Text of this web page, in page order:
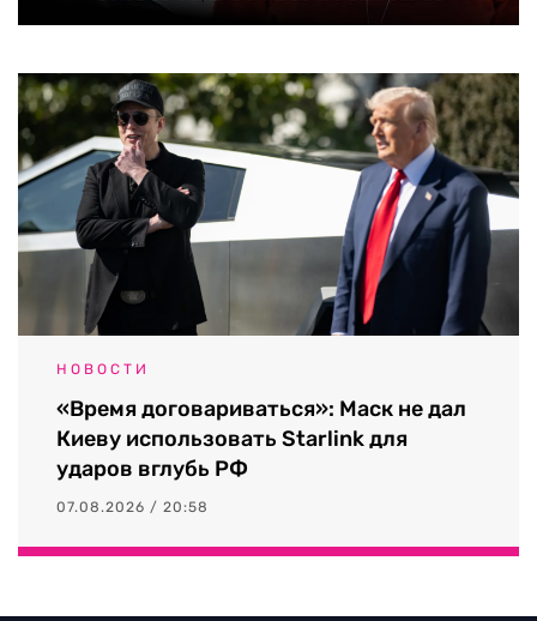
НОВОСТИ
«Время договариваться»: Маск не дал
Киеву использовать Starlink для
ударов вглубь РФ
07.08.2026 / 20:58